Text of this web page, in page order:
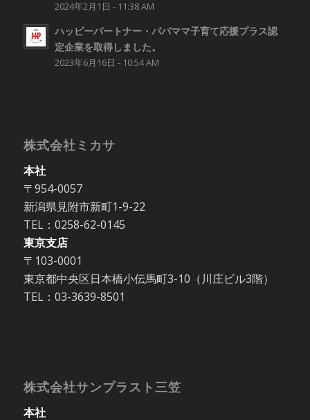
2024年2月1日 - 11:38 AM
ハッピーパートナー・パパママ子育て応援プラス認
定企業を取得しました。
2023年6月16日 - 10:54 AM
株式会社ミカサ
本社
〒954-0057
新潟県見附市新町1-9-22
TEL：0258-62-0145
東京支店
〒103-0001
東京都中央区日本橋小伝馬町3-10（川庄ビル3階）
TEL：03-3639-8501
株式会社サンプラスト三笠
本社